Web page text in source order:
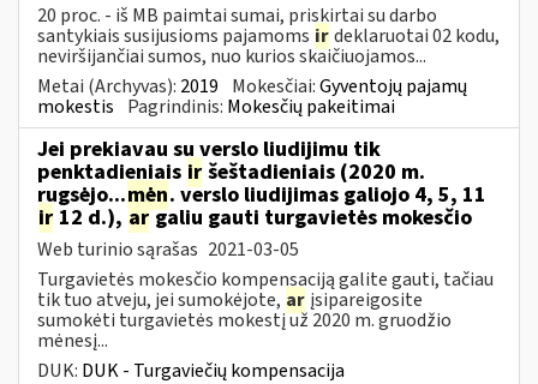
20 proc. - iš MB paimtai sumai, priskirtai su darbo
santykiais susijusioms pajamoms irdeklaruotai 02 kodu,
neviršijančiai sumos, nuo kurios skaičiuojamos...
Metai (Archyvas): 2019 Mokesčiai:Gyventojų pajamų
mokestis Pagrindinis: Mokesčių pakeitimai
Jei prekiavau su verslo liudijimu tik
penktadieniais ir šeštadieniais (2020 m.
rugsėjo...mėn. verslo liudijimas galiojo 4, 5, 11
ir 12 d.), argaliu gauti turgavietės mokesčio
Web turinio sąrašas 2021-03-05
Turgavietės mokesčio kompensaciją galite gauti, tačiau
tik tuo atveju, jei sumokėjote, ar įsipareigosite
sumokėti turgavietės mokestį už 2020 m. gruodžio
mėnesį...
DUK: DUK - Turgaviečių kompensacija